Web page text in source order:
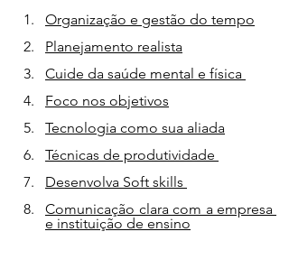
Organização e gestão do tempo
Planejamento realista
Cuide da saúde mental e física
Foco nos objetivos
Tecnologia como sua aliada
Técnicas de produtividade
Desenvolva Soft skills
Comunicação clara com a empresa
e instituição de ensino